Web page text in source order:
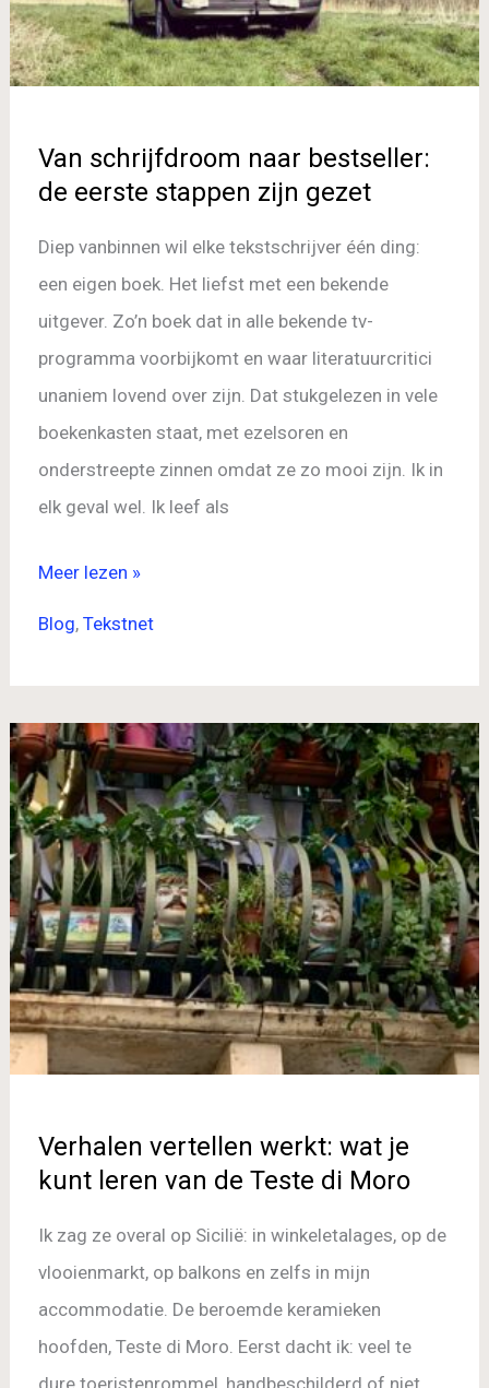
Van schrijfdroom naar bestseller:
de eerste stappen zijn gezet
Diep vanbinnen wil elke tekstschrijver één ding:
een eigen boek. Het liefst met een bekende
uitgever. Zo’n boek dat in alle bekende tv-
programma voorbijkomt en waar literatuurcritici
unaniem lovend over zijn. Dat stukgelezen in vele
boekenkasten staat, met ezelsoren en
onderstreepte zinnen omdat ze zo mooi zijn. Ik in
elk geval wel. Ik leef als
zijn
gezet
Meer lezen »
Blog, Tekstnet
Verhalen vertellen werkt: wat je
kunt leren van de Teste di Moro
Ik zag ze overal op Sicilië: in winkeletalages, op de
vlooienmarkt, op balkons en zelfs in mijn
accommodatie. De beroemde keramieken
hoofden, Teste di Moro. Eerst dacht ik: veel te
dure toeristenrommel, handbeschilderd of niet.
Verhalen
vertellen
werkt:
wat
je
kunt
leren
van
de
Teste
Moro